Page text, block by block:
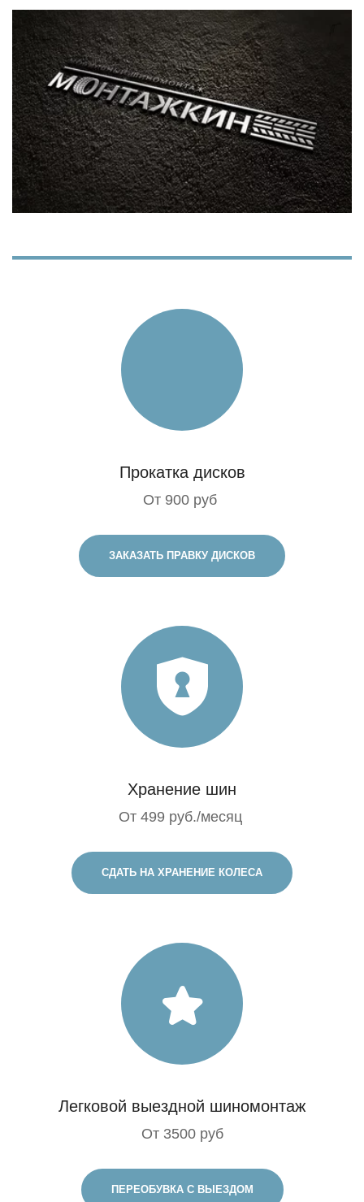
Прокатка дисков
От 900 руб
ЗАКАЗАТЬ ПРАВКУ ДИСКОВ
Хранение шин
От 499 руб./месяц
СДАТЬ НА ХРАНЕНИЕ КОЛЕСА
Легковой выездной шиномонтаж
От 3500 руб
ПЕРЕОБУВКА С ВЫЕЗДОМ